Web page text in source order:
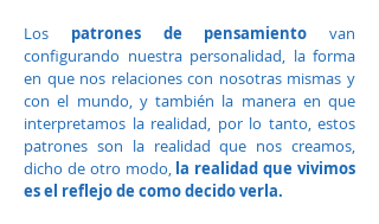
Los patrones de pensamiento van
configurando nuestra personalidad, la forma
en que nos relaciones con nosotras mismas y
con el mundo, y también la manera en que
interpretamos la realidad, por lo tanto, estos
patrones son la realidad que nos creamos,
dicho de otro modo, la realidad que vivimos
es el reflejo de como decido verla.